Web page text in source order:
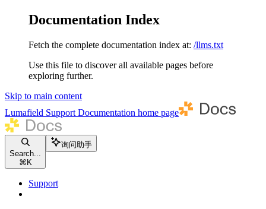
Documentation Index
Fetch the complete documentation index at: /llms.txt
Use this file to discover all available pages before
exploring further.
Skip to main content
Lumafield Support Documentation home page
Search...
⌘ K
询问助手
Support